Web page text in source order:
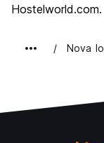
Hostelworld.com.
Nova